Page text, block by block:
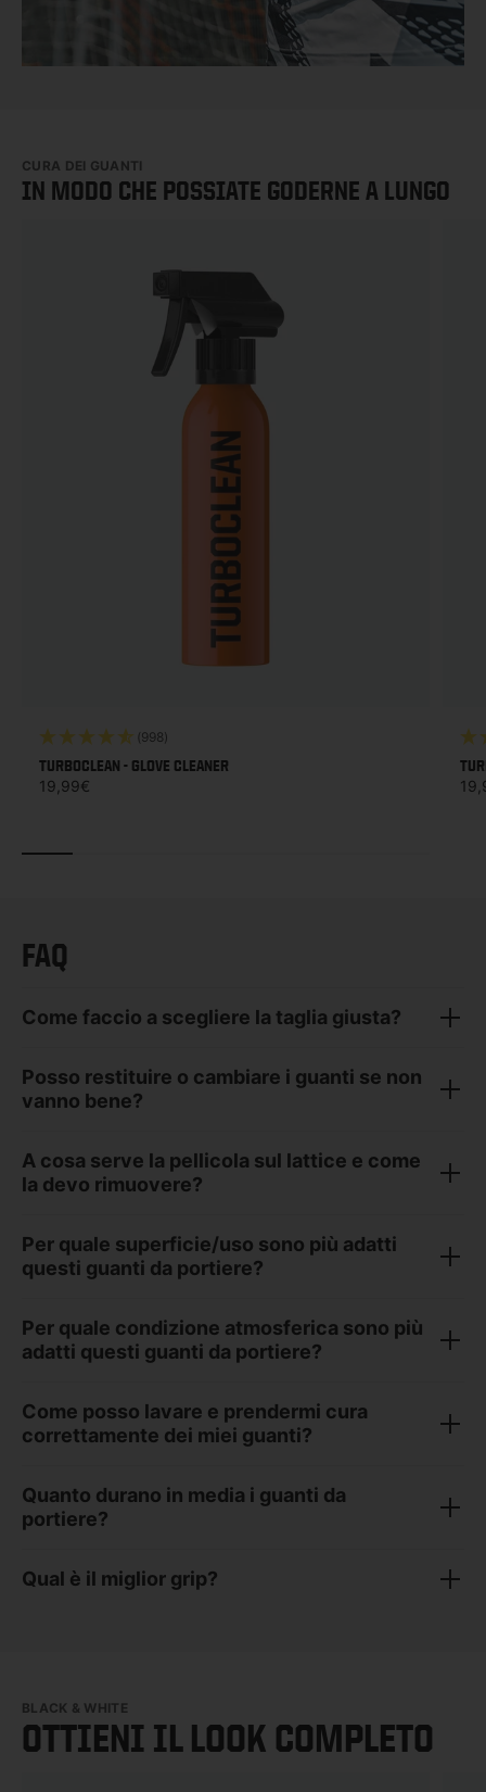
CURA DEI GUANTI
IN MODO CHE POSSIATE GODERNE A LUNGO
(998)
TURBOCLEAN - GLOVE CLEANER
Prezzo di listino
19,99€
FAQ
Come faccio a scegliere la taglia giusta?
Posso restituire o cambiare i guanti se non
vanno bene?
A cosa serve la pellicola sul lattice e come
la devo rimuovere?
Per quale superficie/uso sono più adatti
questi guanti da portiere?
Per quale condizione atmosferica sono più
adatti questi guanti da portiere?
Come posso lavare e prendermi cura
correttamente dei miei guanti?
Quanto durano in media i guanti da
portiere?
Qual è il miglior grip?
BLACK & WHITE
OTTIENI IL LOOK COMPLETO